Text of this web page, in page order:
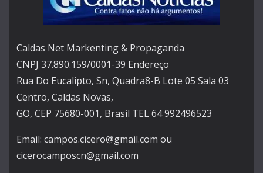
Caldas Net Markenting & Propaganda
CNPJ 37.890.159/0001-39 Endereço
Rua Do Eucalipto, Sn, Quadra8-B Lote 05 Sala 03
Centro, Caldas Novas,
GO, CEP 75680-001, Brasil TEL 64 992496523
Email: campos.cicero@gmail.com ou
cicerocamposcn@gmail.com